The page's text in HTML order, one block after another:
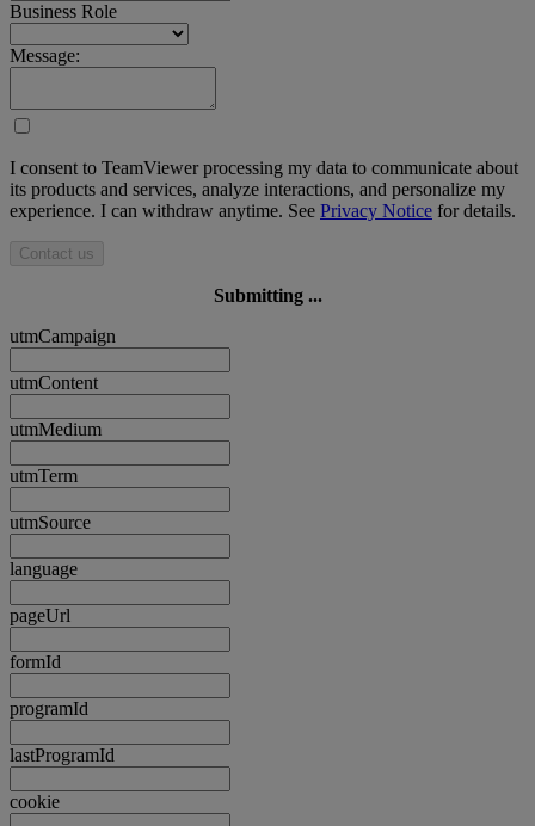
Business Role
Message:
I consent to TeamViewer processing my data to communicate about
its products and services, analyze interactions, and personalize my
experience. I can withdraw anytime. See Privacy Notice for details.
Contact us
Submitting ...
utmCampaign
utmContent
utmMedium
utmTerm
utmSource
language
pageUrl
formId
programId
lastProgramId
cookie